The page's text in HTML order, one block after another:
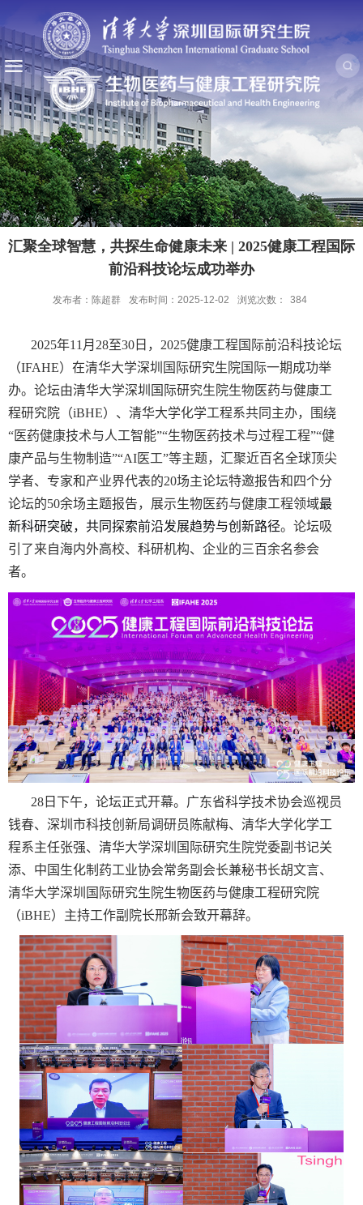
汇聚全球智慧，共探生命健康未来 | 2025健康工程国际
前沿科技论坛成功举办
发布者：陈超群 发布时间：2025-12-02 浏览次数： 384
2025年11 月 28至30日， 2025健康工程国际前沿科技论坛
（IFAHE）在清华大学深圳国际研究生院国际一期成功举
办。论坛由清华大学深圳国际研究生院生物医药与健康工
程研究院（iBHE）、清华大学化学工程系共同主办，围绕
“医药健康技术与人工智能”“生物医药技术与过程工程”“健
康产品与生物制造”“AI医工”等主题，汇聚近百名全球顶尖
学者、专家和产业界代表的20场主论坛特邀报告和四个分
论坛的50余场主题报告，展示生物医药与健康工程领域最
新科研突破，共同探索前沿发展趋势与创新路径。论坛吸
引了来自海内外高校、科研机构、企业的三百余名参会
者。
28日下午，论坛正式开幕。广东省科学技术协会巡视员
钱春、深圳市科技创新局调研员陈献梅、清华大学化学工
程系主任张强、清华大学深圳国际研究生院党委副书记关
添、中国生化制药工业协会常务副会长兼秘书长胡文言、
清华大学深圳国际研究生院生物医药与健康工程研究院
（iBHE）主持工作副院长邢新会致开幕辞。